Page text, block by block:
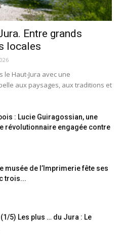
Entre grands
locales
le Haut-Jura avec une
aux paysages, aux traditions et
: Lucie Guiragossian, une
révolutionnaire engagée contre
musée de l’Imprimerie fête ses
trois...
(1/5) Les plus … du Jura : Le